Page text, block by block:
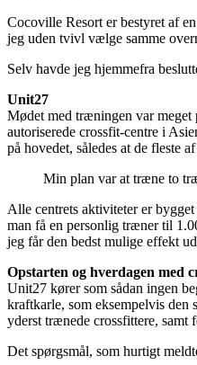
Cocoville Resort er bestyret af
jeg uden tvivl vælge samme
Selv havde jeg hjemmefra
Unit27
Mødet med træningen var meget
autoriserede crossfit-centre i
på hovedet, således at de fleste
Min plan var at træne to
Alle centrets aktiviteter er
man få en personlig træner til
jeg får den bedst mulige effekt
Opstarten og hverdagen med
Unit27 kører som sådan ingen
kraftkarle, som eksempelvis
yderst trænede crossfittere,
Det spørgsmål, som hurtigt